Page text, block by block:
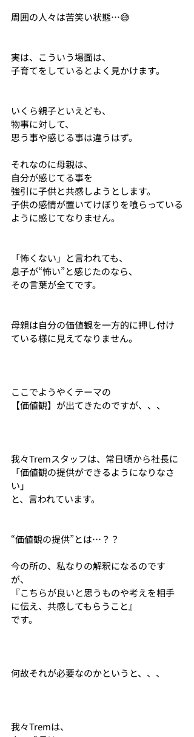
周囲の人々は苦笑い状態…😅
実は、こういう場面は、
子育てをしているとよく見かけます。
いくら親子といえども、
物事に対して、
思う事や感じる事は違うはず。
それなのに母親は、
自分が感じてる事を
強引に子供と共感しようとします。
子供の感情が置いてけぼりを喰らっている
ように感じてなりません。
「怖くない」と言われても、
息子が“怖い”と感じたのなら、
その言葉が全てです。
母親は自分の価値観を一方的に押し付け
ている様に見えてなりません。
ここでようやくテーマの
【価値観】が出てきたのですが、、、
我々Tremスタッフは、常日頃から社長に
「価値観の提供ができるようになりなさ
い」
と、言われています。
“価値観の提供”とは…？？
今の所の、私なりの解釈になるのです
が、
『こちらが良いと思うものや考えを相手
に伝え、共感してもらうこと』
です。
何故それが必要なのかというと、、、
我々Tremは、